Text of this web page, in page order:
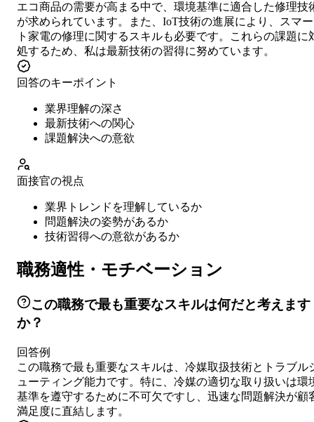
エコ商品の需要が高まる中で、環境基準に適合した修理技
が求められています。また、IoT技術の進展により、スマー
ト家電の修理に関するスキルも必要です。これらの課題に
処するため、私は最新技術の習得に努めています。
回答のキーポイント
業界理解の深さ
最新技術への関心
課題解決への意欲
面接官の視点
業界トレンドを理解しているか
問題解決の姿勢があるか
技術習得への意欲があるか
職務適性・モチベーション
この職務で最も重要なスキルは何だと考えます
か？
回答例
この職務で最も重要なスキルは、冷媒取扱技術とトラブル
ューティング能力です。特に、冷媒の適切な取り扱いは環
基準を遵守するために不可欠ですし、迅速な問題解決が顧
満足度に直結します。